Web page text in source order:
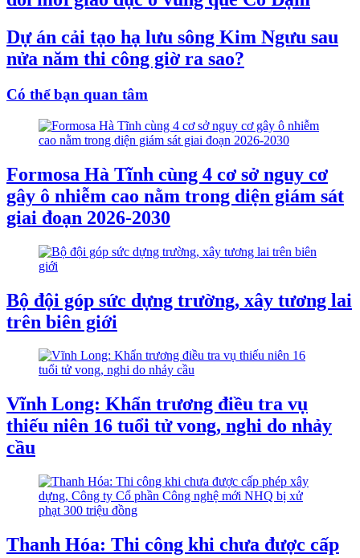
Dự án cải tạo hạ lưu sông Kim Ngưu sau
nửa năm thi công giờ ra sao?
Có thể bạn quan tâm
Formosa Hà Tĩnh cùng 4 cơ sở nguy cơ
gây ô nhiễm cao nằm trong diện giám sát
giai đoạn 2026-2030
Bộ đội góp sức dựng trường, xây tương lai
trên biên giới
Vĩnh Long: Khẩn trương điều tra vụ
thiếu niên 16 tuổi tử vong, nghi do nhảy
cầu
Thanh Hóa: Thi công khi chưa được cấp